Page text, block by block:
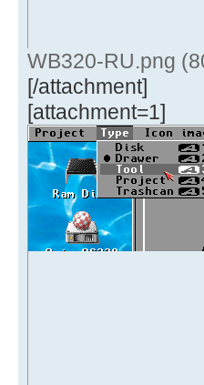
WB320-RU.png
[/attachment]
[attachment=1]